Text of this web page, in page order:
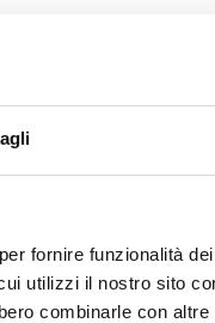
fornire funzionalità
utilizzi il nostro sito
combinarle con